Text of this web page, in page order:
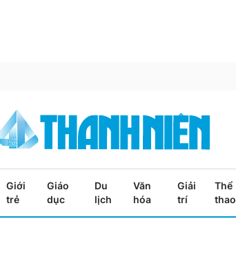
Giới
trẻ
Giáo
dục
Du
lịch
Văn
hóa
Giải
trí
Thể
thao